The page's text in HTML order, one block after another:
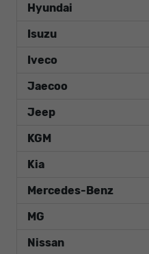
Hyundai
Isuzu
Iveco
Jaecoo
Jeep
KGM
Kia
Mercedes-Benz
MG
Nissan